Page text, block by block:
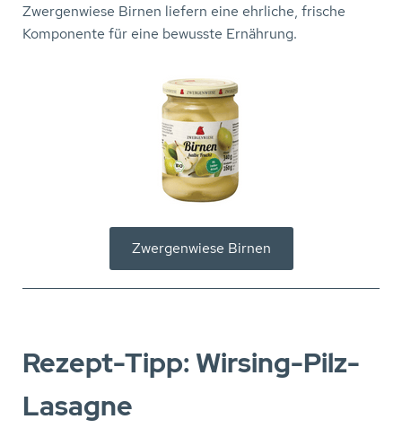
Zwergenwiese Birnen liefern eine ehrliche, frische
Komponente für eine bewusste Ernährung.
Zwergenwiese Birnen
Rezept-Tipp: Wirsing-Pilz-
Lasagne